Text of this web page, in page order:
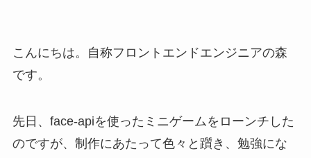
こんにちは。自称フロントエンドエンジニアの森
です。
先日、face-apiを使ったミニゲームをローンチした
のですが、制作にあたって色々と躓き、勉強にな